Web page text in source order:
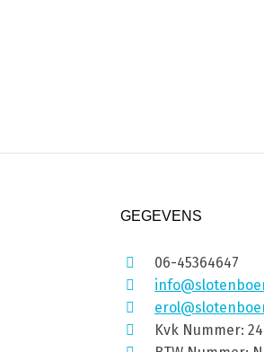
GEGEVENS
06-45364647
Kvk Nummer: